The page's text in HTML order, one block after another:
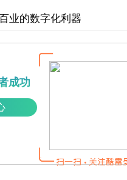
业的数字化利器
成功